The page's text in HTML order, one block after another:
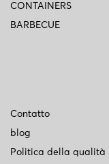
CONTAINERS
BARBECUE
Contatto
blog
Politica della qualità